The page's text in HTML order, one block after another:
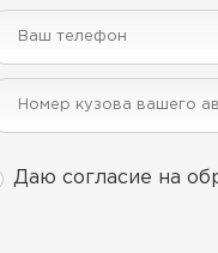
Даю согласие на